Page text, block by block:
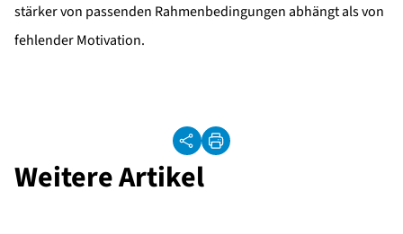
stärker von passenden Rahmenbedingungen abhängt als von
fehlender Motivation.
Weitere Artikel